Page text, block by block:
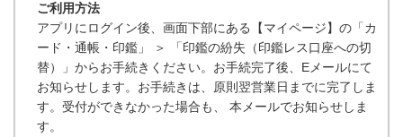
ご利用方法
アプリにログイン後、画面下部にある【マイページ】の「カ
ード・通帳・印鑑」 ＞ 「印鑑の紛失（印鑑レス口座への切
替）」からお手続きください。お手続完了後、Eメールにて
お知らせします。お手続きは、原則翌営業日までに完了しま
す。受付ができなかった場合も、 本メールでお知らせしま
す。